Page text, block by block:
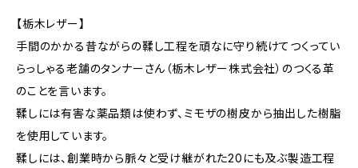
【栃木レザー】
手間のかかる昔ながらの鞣し工程を頑なに守り続けてつくってい
らっしゃる老舗のタンナーさん（栃木レザー株式会社）のつくる革
のことを言います。
鞣しには有害な薬品類は使わず、ミモザの樹皮から抽出した樹脂
を使用しています。
鞣しには、創業時から脈々と受け継がれた20にも及ぶ製造工程